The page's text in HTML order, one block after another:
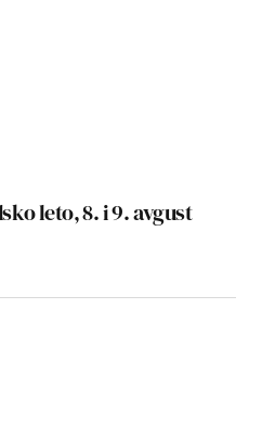
leto, 8. i 9. avgust